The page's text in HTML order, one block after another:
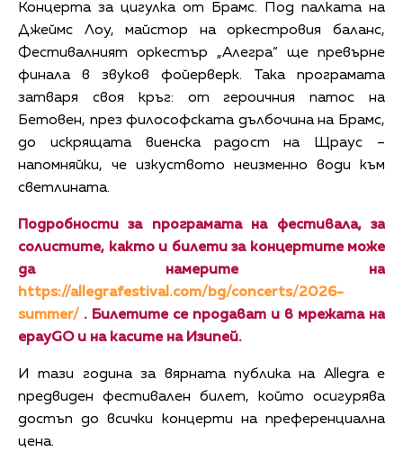
Концерта за цигулка от Брамс. Под палката на
Джеймс Лоу, майстор на оркестровия баланс,
Фестивалният оркестър „Алегра“ ще превърне
финала в звуков фойерверк. Така програмата
затваря своя кръг: от героичния патос на
Бетовен, през философската дълбочина на Брамс,
до искрящата виенска радост на Щраус –
напомняйки, че изкуството неизменно води към
светлината.
Подробности за програмата на фестивала, за
солистите, както и билети за концертите може
да намерите на
https://allegrafestival.com/bg/concerts/2026-
summer/ . Билетите се продават и в мрежата на
epayGO и на касите на Изипей.
И тази година за вярната публика на Allegra е
предвиден фестивален билет, който осигурява
достъп до всички концерти на преференциална
цена.